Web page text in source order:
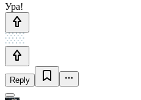
Ура!
Reply